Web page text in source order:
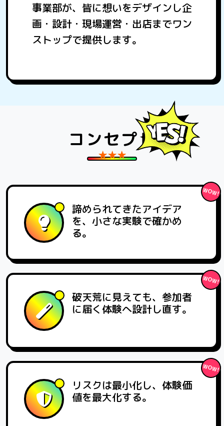
事業部が、皆に想いをデザインし企
画・設計・現場運営・出店までワン
ストップで提供します。
コンセプト
諦められてきたアイデア
を、小さな実験で確かめ
る。
破天荒に見えても、参加者
に届く体験へ設計し直す。
リスクは最小化し、体験価
値を最大化する。